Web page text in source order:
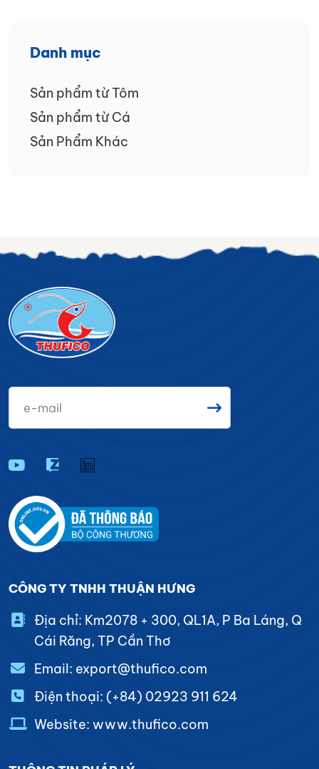
Danh mục
Sản phẩm từ Tôm
Sản phẩm từ Cá
Sản Phẩm Khác
CÔNG TY TNHH THUẬN HƯNG
Địa chỉ: Km2078 + 300, QL1A, P Ba Láng, Q
Cái Răng, TP Cần Thơ
Email: export@thufico.com
Điện thoại: (+84) 02923 911 624
Website: www.thufico.com